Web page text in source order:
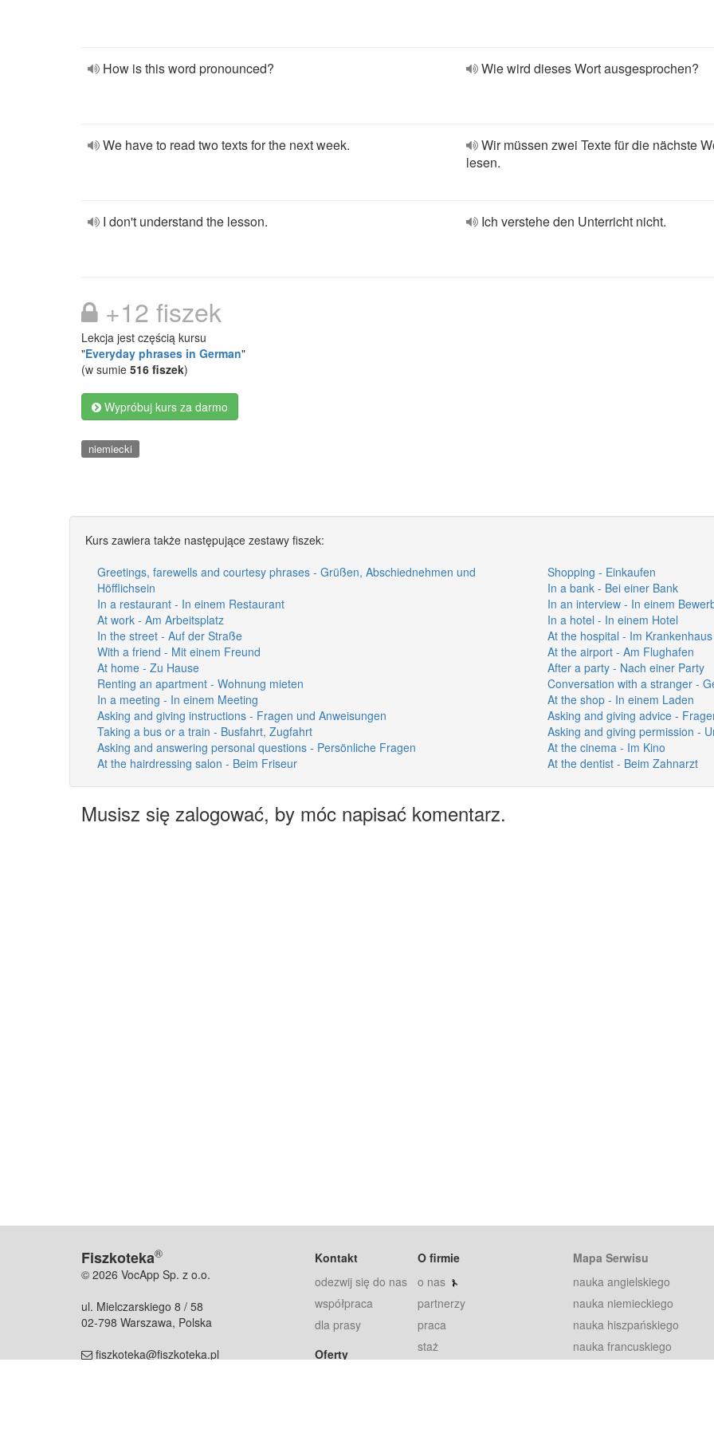
How is this word pronounced? Wie wird dieses Wort ausgesprochen?
We have to read two texts for the next week.
Wir müssen zwei Texte für die nächste
lesen.
I don't understand the lesson. Ich verstehe den Unterricht nicht.
+12 fiszek
Lekcja jest częścią kursu
"Everyday phrases in German"
(w sumie 516 fiszek)
Wypróbuj kurs za darmo
niemiecki
Kurs zawiera także następujące zestawy fiszek:
Greetings, farewells and courtesy phrases - Grüßen, Abschiednehmen und
Höfflichsein
Shopping - Einkaufen
In a bank - Bei einer Bank
In a restaurant - In einem Restaurant
In an interview - In einem
At work - Am Arbeitsplatz
In a hotel - In einem Hotel
In the street - Auf der Straße
At the hospital - Im Krankenhaus
With a friend - Mit einem Freund
At the airport - Am Flughafen
At home - Zu Hause
After a party - Nach einer Party
Renting an apartment - Wohnung mieten
Conversation with a stranger -
In a meeting - In einem Meeting
At the shop - In einem Laden
Asking and giving instructions - Fragen und Anweisungen
Asking and giving advice -
Taking a bus or a train - Busfahrt, Zugfahrt
Asking and giving permission -
Asking and answering personal questions - Persönliche Fragen
At the cinema - Im Kino
At the hairdressing salon - Beim Friseur
At the dentist - Beim Zahnarzt
Musisz się zalogować, by móc napisać komentarz.
Fiszkoteka®
© 2026 VocApp Sp. z o.o.
ul. Mielczarskiego 8 / 58
02-798 Warszawa, Polska
fiszkoteka@fiszkoteka.pl
Kontakt
odezwij się do nas
współpraca
dla prasy
Oferty
O firmie
o nas
partnerzy
praca
staż
Mapa Serwisu
nauka angielskiego
nauka niemieckiego
nauka hiszpańskiego
nauka francuskiego